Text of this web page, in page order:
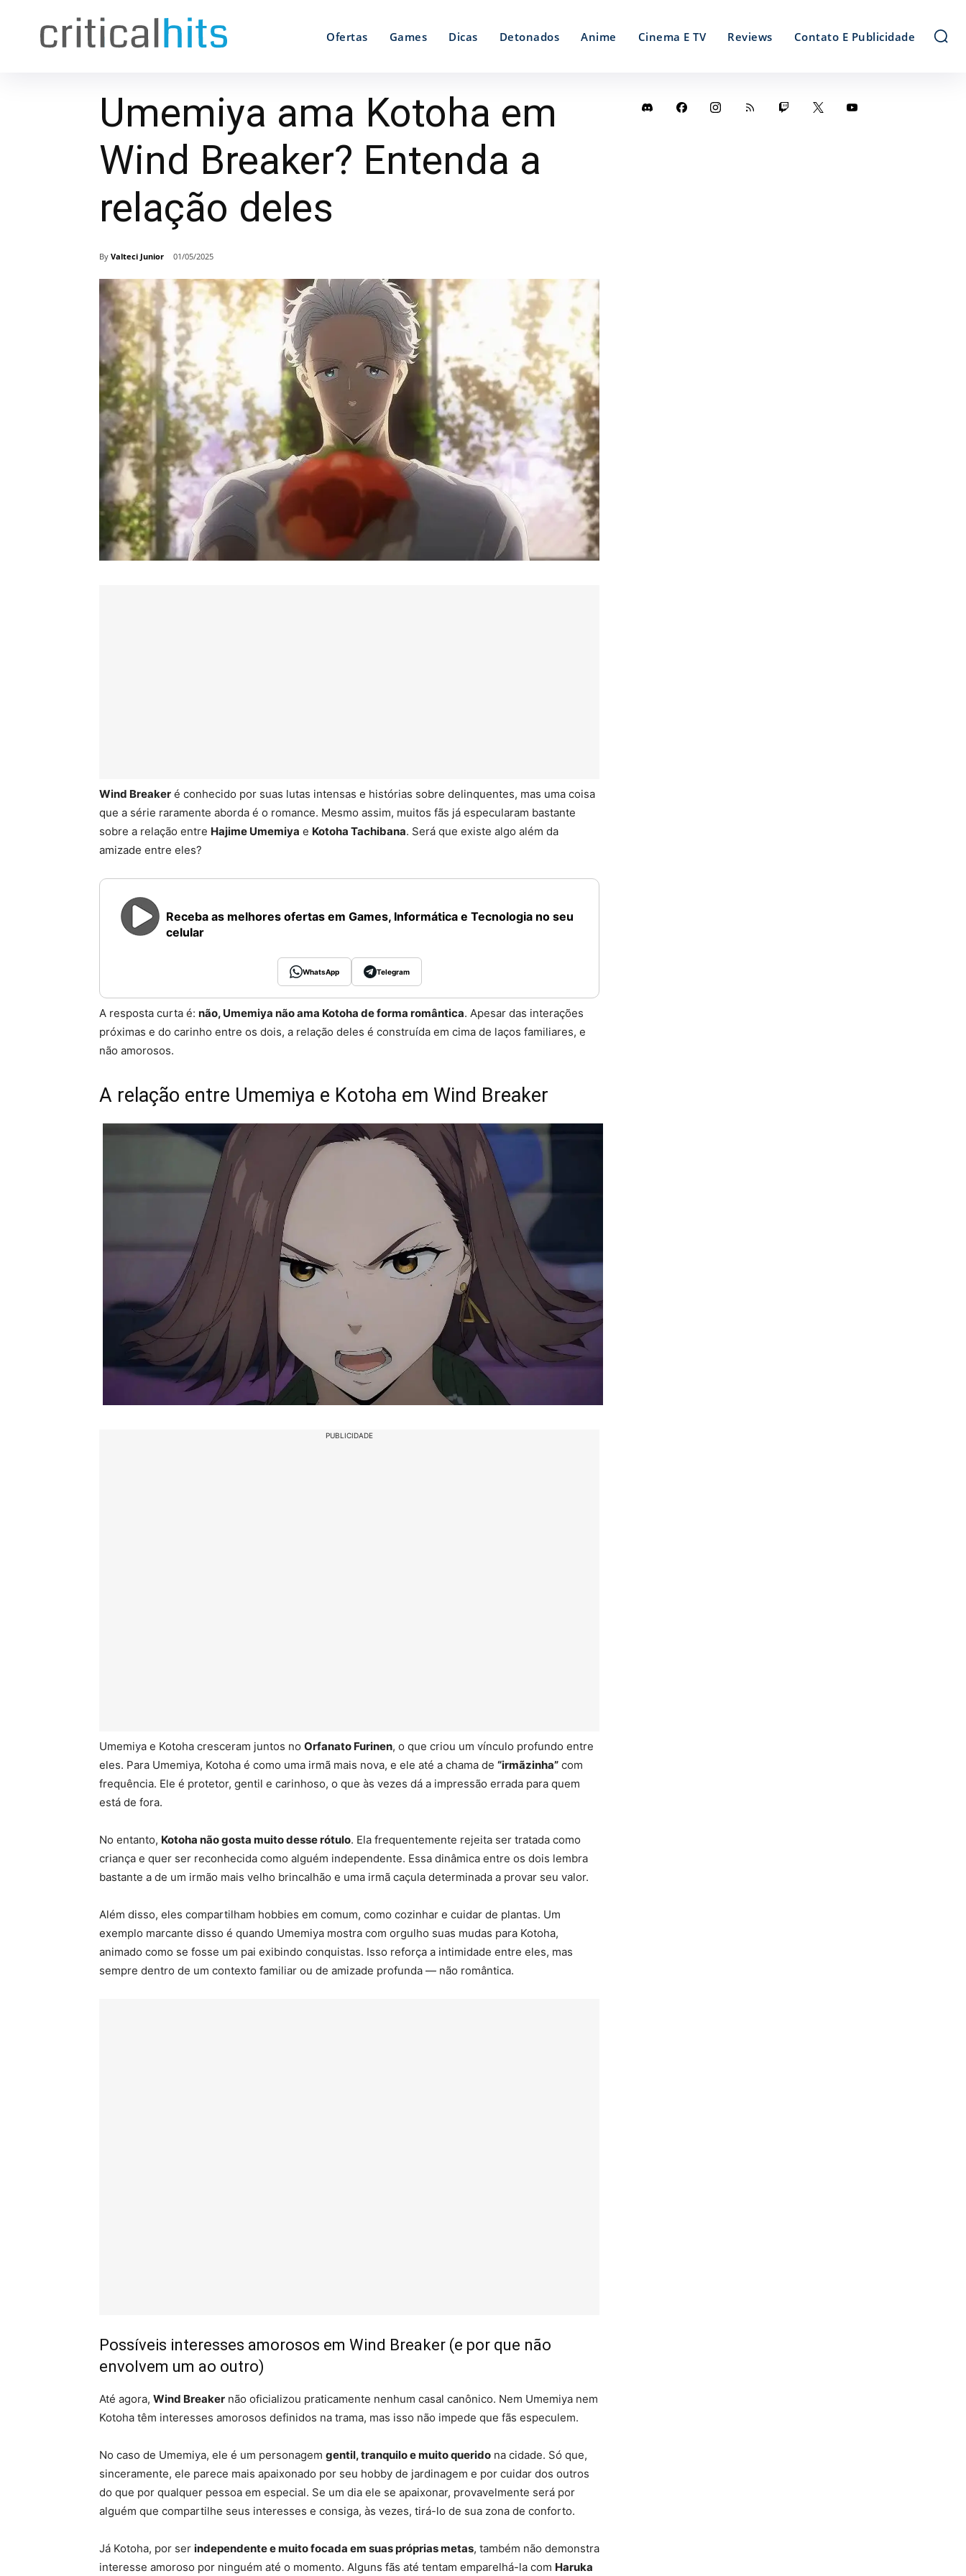
Ofertas Games Dicas Detonados Anime Cinema E TV Reviews Contato E Publicidade
Umemiya ama Kotoha em
Wind Breaker? Entenda a
relação deles
By Valteci Junior 01/05/2025
Wind Breaker é conhecido por suas lutas intensas e histórias sobre delinquentes, mas uma coisa
que a série raramente aborda é o romance. Mesmo assim, muitos fãs já especularam bastante
sobre a relação entre Hajime Umemiya e Kotoha Tachibana. Será que existe algo além da
amizade entre eles?
Receba as melhores ofertas em Games, Informática e Tecnologia no seu
celular
WhatsApp Telegram
A resposta curta é: não, Umemiya não ama Kotoha de forma romântica. Apesar das interações
próximas e do carinho entre os dois, a relação deles é construída em cima de laços familiares, e
não amorosos.
A relação entre Umemiya e Kotoha em Wind Breaker
PUBLICIDADE
Umemiya e Kotoha cresceram juntos no Orfanato Furinen, o que criou um vínculo profundo entre
eles. Para Umemiya, Kotoha é como uma irmã mais nova, e ele até a chama de “irmãzinha” com
frequência. Ele é protetor, gentil e carinhoso, o que às vezes dá a impressão errada para quem
está de fora.
No entanto, Kotoha não gosta muito desse rótulo. Ela frequentemente rejeita ser tratada como
criança e quer ser reconhecida como alguém independente. Essa dinâmica entre os dois lembra
bastante a de um irmão mais velho brincalhão e uma irmã caçula determinada a provar seu valor.
Além disso, eles compartilham hobbies em comum, como cozinhar e cuidar de plantas. Um
exemplo marcante disso é quando Umemiya mostra com orgulho suas mudas para Kotoha,
animado como se fosse um pai exibindo conquistas. Isso reforça a intimidade entre eles, mas
sempre dentro de um contexto familiar ou de amizade profunda — não romântica.
Possíveis interesses amorosos em Wind Breaker (e por que não
envolvem um ao outro)
Até agora, Wind Breaker não oficializou praticamente nenhum casal canônico. Nem Umemiya nem
Kotoha têm interesses amorosos definidos na trama, mas isso não impede que fãs especulem.
No caso de Umemiya, ele é um personagem gentil, tranquilo e muito querido na cidade. Só que,
sinceramente, ele parece mais apaixonado por seu hobby de jardinagem e por cuidar dos outros
do que por qualquer pessoa em especial. Se um dia ele se apaixonar, provavelmente será por
alguém que compartilhe seus interesses e consiga, às vezes, tirá-lo de sua zona de conforto.
Já Kotoha, por ser independente e muito focada em suas próprias metas, também não demonstra
interesse amoroso por ninguém até o momento. Alguns fãs até tentam emparelhá-la com Haruka